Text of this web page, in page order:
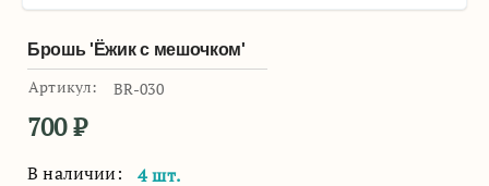
Брошь 'Ёжик с мешочком'
Артикул: BR-030
700₽
В наличии:
4 шт.